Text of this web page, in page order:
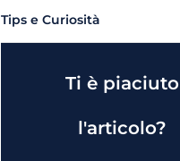
Tips e Curiosità
Ti è piaciuto
l'articolo?